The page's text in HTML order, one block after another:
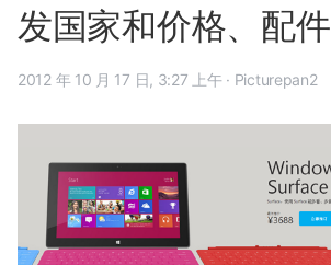
发国家和价格、配件
2012 年 10 月 17 日, 3:27 上午 · Picturepan2